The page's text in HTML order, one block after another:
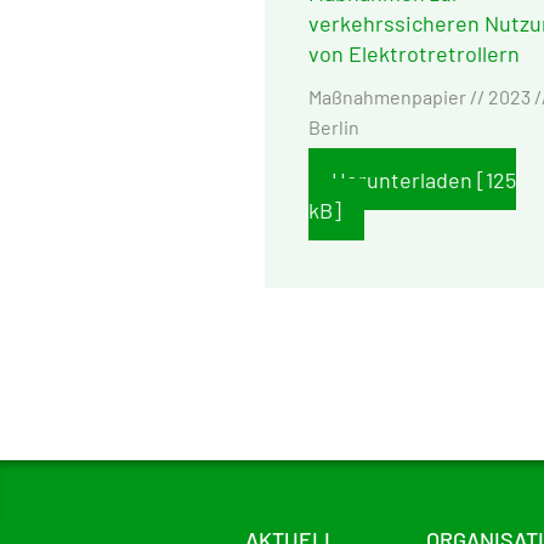
verkehrssicheren
von Elektrotretrollern
Maßnahmenpapier // 2023
Berlin
Herunterladen [125
kB]